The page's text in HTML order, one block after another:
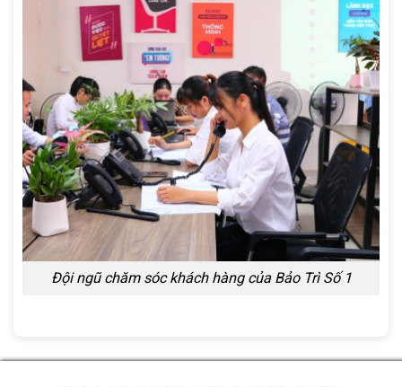
Đội ngũ chăm sóc khách hàng của Bảo Trì Số 1